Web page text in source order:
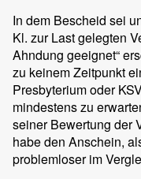
In dem Bescheid sei
Kl. zur Last gelegten
Ahndung geeignet“
zu keinem Zeitpunkt
Presbyterium oder
mindestens zu
seiner Bewertung der
habe den Anschein,
problemloser im